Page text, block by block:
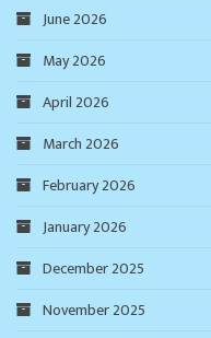
June 2026
May 2026
April 2026
March 2026
February 2026
January 2026
December 2025
November 2025